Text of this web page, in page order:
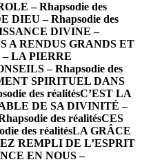
– Rhapsodie des
DIEU – Rhapsodie des
DIVINE –
A RENDUS GRANDS ET
LA PIERRE
– Rhapsodie des
SPIRITUEL DANS
des réalitésC’EST LA
DE SA DIVINITÉ –
des réalitésCES
des réalitésLA GRÂCE
REMPLI DE L’ESPRIT
EN NOUS –